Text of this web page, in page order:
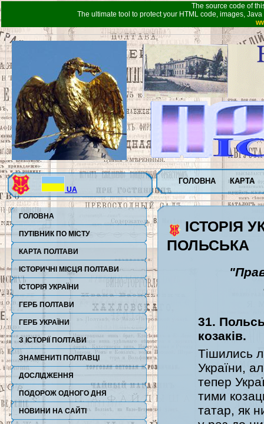
The source code of
The ultimate tool to protect your HTML code, images,
ГОЛОВНА КАРТА
UA
ГОЛОВНА
ПУТІВНИК ПО МІСТУ
КАРТА ПОЛТАВИ
ІСТОРИЧНІ МІСЦЯ ПОЛТАВИ
ІСТОРІЯ УКРАЇНИ
ГЕРБ ПОЛТАВИ
ГЕРБ УКРАЇНИ
З ІСТОРІЇ ПОЛТАВИ
ЗНАМЕНИТІ ПОЛТАВЦІ
ДОСЛІДЖЕННЯ
ПОДОРОЖ ОДНОГО ДНЯ
НОВИНИ НА САЙТІ
ІСТОРІЯ
ПОЛЬСЬКА
31.
козаків.
Тішились
України,
тепер
тими
татар, як